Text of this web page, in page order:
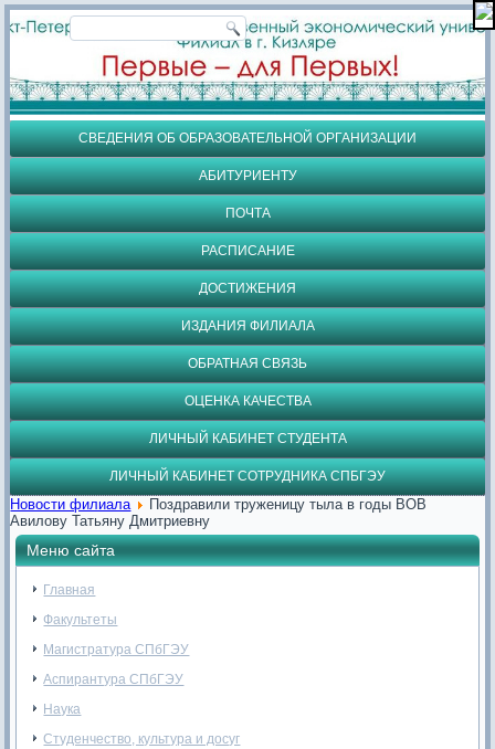
СВЕДЕНИЯ ОБ ОБРАЗОВАТЕЛЬНОЙ ОРГАНИЗАЦИИ
АБИТУРИЕНТУ
ПОЧТА
РАСПИСАНИЕ
ДОСТИЖЕНИЯ
ИЗДАНИЯ ФИЛИАЛА
ОБРАТНАЯ СВЯЗЬ
ОЦЕНКА КАЧЕСТВА
ЛИЧНЫЙ КАБИНЕТ СТУДЕНТА
ЛИЧНЫЙ КАБИНЕТ СОТРУДНИКА СПБГЭУ
Новости филиала
Поздравили труженицу тыла в годы ВОВ
Авилову Татьяну Дмитриевну
Меню сайта
Главная
Факультеты
Магистратура СПбГЭУ
Аспирантура СПбГЭУ
Наука
Студенчество, культура и досуг